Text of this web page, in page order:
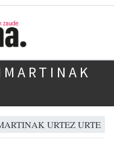
URTEZ URTE